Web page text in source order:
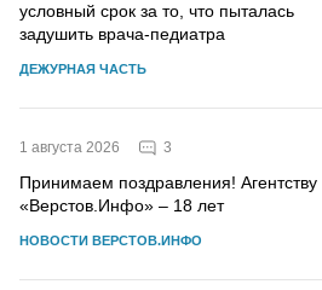
условный срок за то, что пыталась
задушить врача-педиатра
ДЕЖУРНАЯ ЧАСТЬ
1 августа 2026 3
Принимаем поздравления! Агентству
«Верстов.Инфо» – 18 лет
НОВОСТИ ВЕРСТОВ.ИНФО